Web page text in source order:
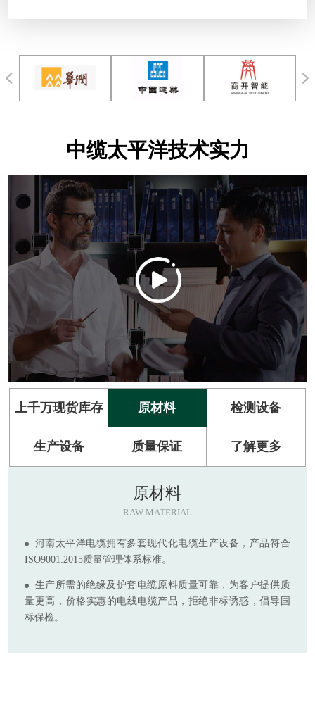
中缆太平洋技术实力
上千万现货库存 原材料 检测设备
生产设备 质量保证 了解更多
原材料
RAW MATERIAL
河南太平洋电缆拥有多套现代化电缆生产设备，产品符合
ISO9001:2015质量管理体系标准。
生产所需的绝缘及护套电缆原料质量可靠，为客户提供质
量更高，价格实惠的电线电缆产品，拒绝非标诱惑，倡导国
标保检。